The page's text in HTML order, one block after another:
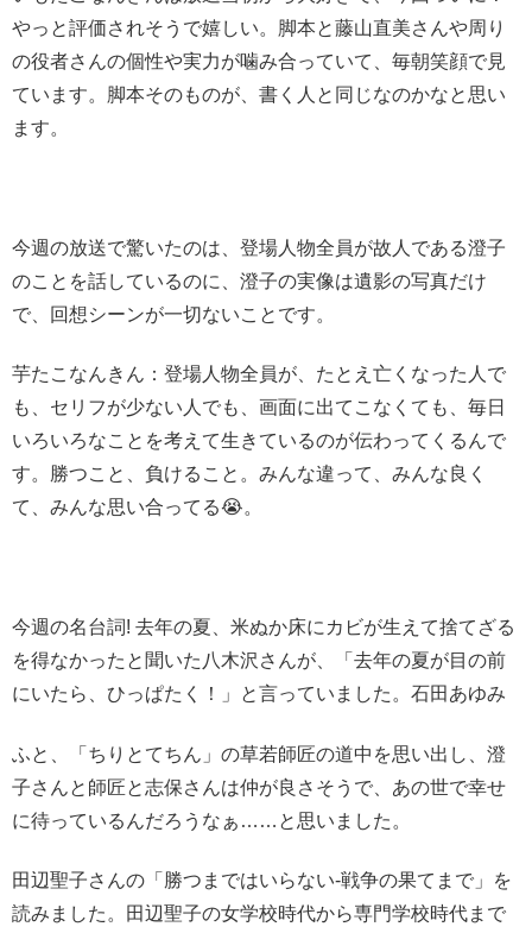
やっと評価されそうで嬉しい。脚本と藤山直美さんや周り
の役者さんの個性や実力が噛み合っていて、毎朝笑顔で見
ています。脚本そのものが、書く人と同じなのかなと思い
ます。
今週の放送で驚いたのは、登場人物全員が故人である澄子
のことを話しているのに、澄子の実像は遺影の写真だけ
で、回想シーンが一切ないことです。
芋たこなんきん：登場人物全員が、たとえ亡くなった人で
も、セリフが少ない人でも、画面に出てこなくても、毎日
いろいろなことを考えて生きているのが伝わってくるんで
す。勝つこと、負けること。みんな違って、みんな良く
て、みんな思い合ってる😭。
今週の名台詞! 去年の夏、米ぬか床にカビが生えて捨てざる
を得なかったと聞いた八木沢さんが、「去年の夏が目の前
にいたら、ひっぱたく！」と言っていました。石田あゆみ
ふと、「ちりとてちん」の草若師匠の道中を思い出し、澄
子さんと師匠と志保さんは仲が良さそうで、あの世で幸せ
に待っているんだろうなぁ……と思いました。
田辺聖子さんの「勝つまではいらない-戦争の果てまで」を
読みました。田辺聖子の女学校時代から専門学校時代まで